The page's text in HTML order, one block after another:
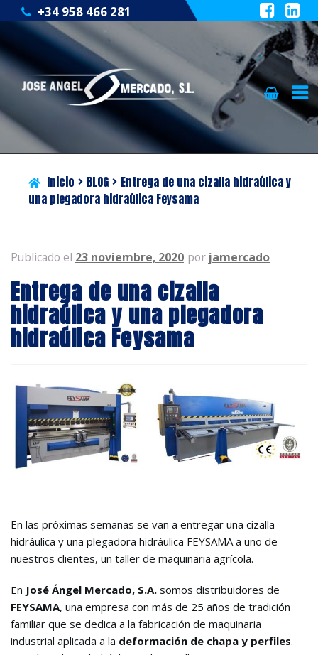
+34 958 466 281
la
contenido
QUIÉNES SOMOS
CATÁLOGO
SERVICIOS
CONTACTO
Inicio BLOG
Entrega de una cizalla hidraúlica y
una plegadora hidraúlica Feysama
Publicado el 23 noviembre, 2020 por jamercado
Entrega de una cizalla
hidraúlica y una plegadora
hidraúlica Feysama
En las próximas semanas se van a entregar una cizalla
hidráulica y una plegadora hidráulica FEYSAMA a uno de
nuestros clientes, un taller de maquinaria agrícola.
En José Ángel Mercado, S.A. somos distribuidores de
FEYSAMA, una empresa con más de 25 años de tradición
familiar que se dedica a la fabricación de maquinaria
industrial aplicada a la deformación de chapa y perfiles.